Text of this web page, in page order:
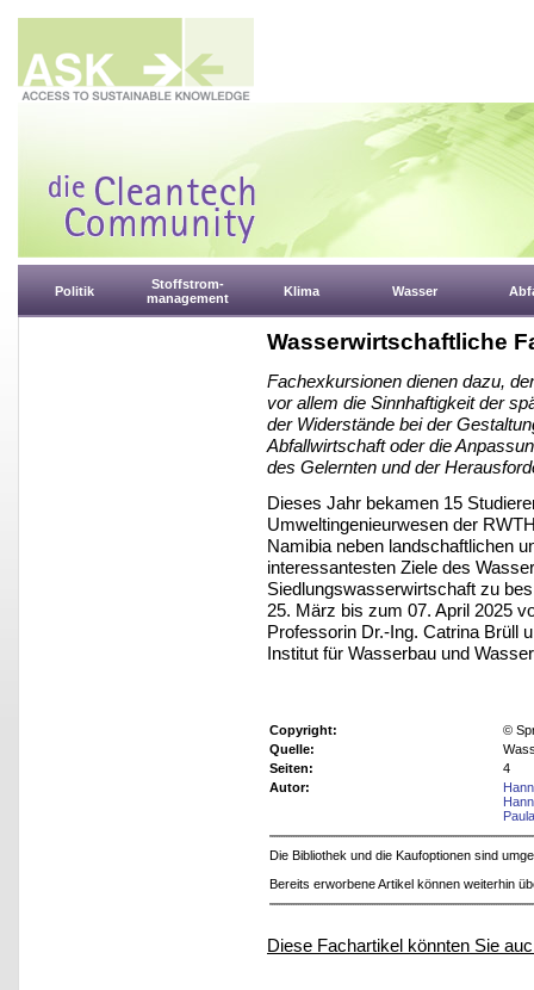
Politik
Stoffstrom-
management
Klima Wasser
Wasserwirtschaftliche
Fachexkursionen dienen dazu,
vor allem die Sinnhaftigkeit der
der Widerstände bei der
Abfallwirtschaft oder die
des Gelernten und der
Dieses Jahr bekamen 15
Umweltingenieurwesen der
Namibia neben landschaftlichen
interessantesten Ziele des
Siedlungswasserwirtschaft zu
25. März bis zum 07. April 2025
Professorin Dr.-Ing. Catrina Brüll
Institut für Wasserbau und
Copyright:
©
Quelle:
Seiten:
4
Autor:
Die Bibliothek und die Kaufoptionen sind
Bereits erworbene Artikel können weiterhin
Diese Fachartikel könnten Sie